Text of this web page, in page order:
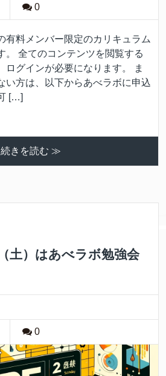
0
有料メンバー限定のカリキュラム
。 全てのコンテンツを閲覧する
ログインが必要になります。 ま
い方は、以下からあべラボに申込
[…]
続きを読む ≫
土）はあべラボ勉強会
0